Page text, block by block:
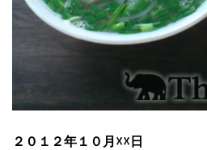
２０１２年１０月☓☓日